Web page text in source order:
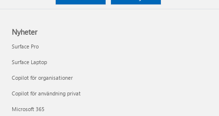
Nyheter
Surface Pro
Surface Laptop
Copilot för organisationer
Copilot för användning privat
Microsoft 365